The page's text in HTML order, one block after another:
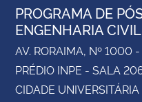
PROGRAMA DE
ENGENHARIA CIVIL
AV. RORAIMA, Nº 1000
PRÉDIO INPE - SALA
CIDADE